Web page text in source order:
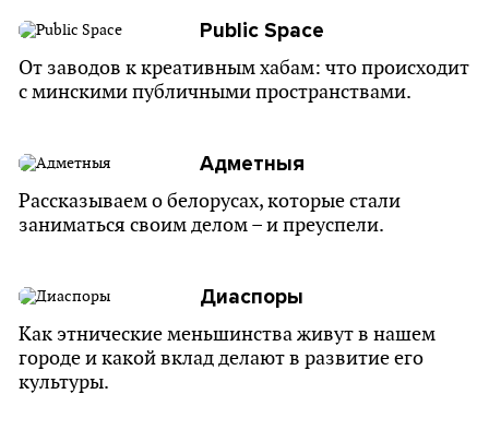
Public Space
От заводов к креативным хабам: что происходит
с минскими публичными пространствами.
Адметныя
Рассказываем о белорусах, которые стали
заниматься своим делом – и преуспели.
Диаспоры
Как этнические меньшинства живут в нашем
городе и какой вклад делают в развитие его
культуры.